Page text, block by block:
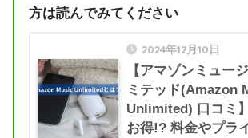
方は読んでみてください
2024年12月10日
【アマゾンミュー
ミテッド(Amazon
Unlimited) 口コミ
お得!? 料金やプラ